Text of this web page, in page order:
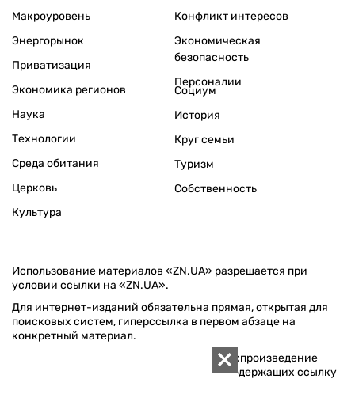
Макроуровень
Энергорынок
Приватизация
Экономика регионов
Конфликт интересов
Экономическая
безопасность
Персоналии
Наука
Технологии
Среда обитания
Церковь
Культура
Социум
История
Круг семьи
Туризм
Собственность
Использование материалов «ZN.UA» разрешается при
условии ссылки на «ZN.UA».
Для интернет-изданий обязательна прямая, открытая для
поисковых систем, гиперссылка в первом абзаце на
конкретный материал.
Любое копирование, перепечатка или воспроизведение
фотографических и видео материалов, содержащих ссылку